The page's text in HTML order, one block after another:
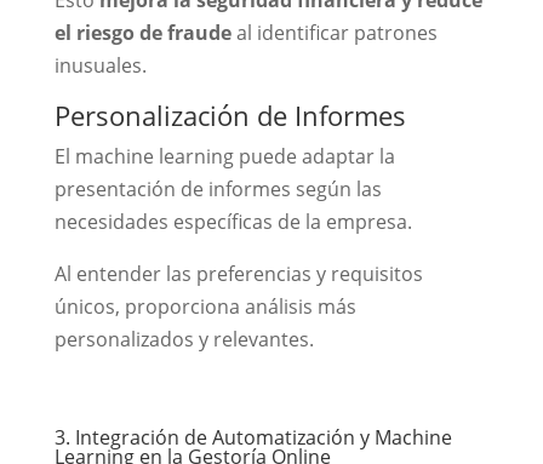
el riesgo de fraudeal identificar patrones
inusuales.
Personalización de Informes
El machine learning puede adaptar la
presentación de informes según las
necesidades específicas de la empresa.
Al entender las preferencias y requisitos
únicos, proporciona análisis más
personalizados y relevantes.
3. Integración de Automatización y Machine
Learning en la Gestoría Online